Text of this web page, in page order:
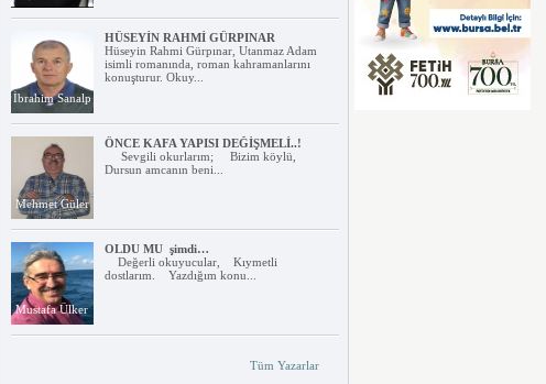
İbrahim Sanalp
HÜSEYİN RAHMİ GÜRPINAR
Hüseyin Rahmi Gürpınar, Utanmaz Adam
isimli romanında, roman kahramanlarını
konuşturur. Okuy...
Mehmet Güler
ÖNCE KAFA YAPISI DEĞİŞMELİ..!
Sevgili okurlarım; Bizim köylü,
Dursun amcanın beni...
Mustafa Ülker
OLDU MU şimdi…
Değerli okuyucular, Kıymetli
dostlarım. Yazdığım konu...
Biz, Kestel’de doğmuş büyümüş o
Tüm Yazarlar